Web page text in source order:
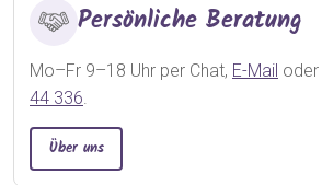
Persönliche Beratung
Mo–Fr 9–18 Uhr per Chat, E-Mail oder
44 336.
Über uns